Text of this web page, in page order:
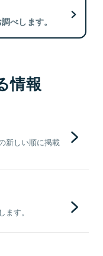
べします。
情報
新しい順に掲載
す。